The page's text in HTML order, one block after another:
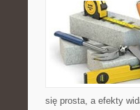
się prosta, a efekty